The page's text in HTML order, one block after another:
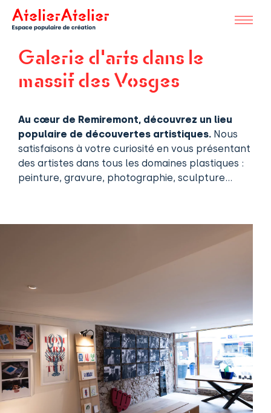
Galerie d'arts dans le
massif des Vosges
Au cœur de Remiremont, découvrez un lieu
populaire de découvertes artistiques. Nous
satisfaisons à votre curiosité en vous présentant
des artistes dans tous les domaines plastiques :
peinture, gravure, photographie, sculpture…